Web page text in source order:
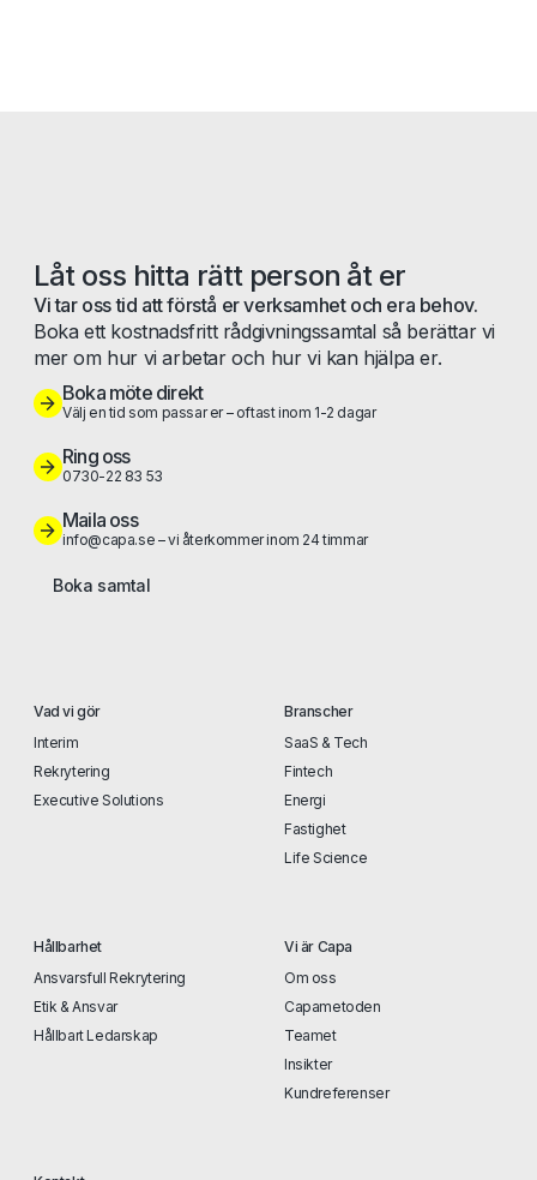
Låt oss hitta rätt person åt er
Vi tar oss tid att förstå er verksamhet och era behov.
Boka ett kostnadsfritt rådgivningssamtal så berättar vi
mer om hur vi arbetar och hur vi kan hjälpa er.
Boka möte direkt
Välj en tid som passar er – oftast inom 1-2 dagar
Ring oss
0730-22 83 53
Maila oss
info@capa.se – vi återkommer inom 24 timmar
Boka samtal
Vad vi gör
Interim
Rekrytering
Executive Solutions
Branscher
SaaS & Tech
Fintech
Energi
Fastighet
Life Science
Hållbarhet
Ansvarsfull Rekrytering
Etik & Ansvar
Hållbart Ledarskap
Vi är Capa
Om oss
Capametoden
Teamet
Insikter
Kundreferenser